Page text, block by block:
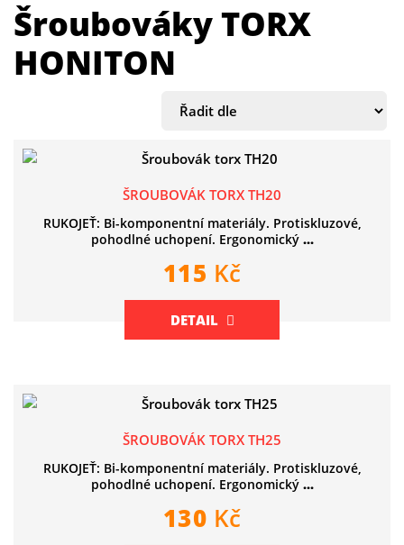
Šroubováky TORX
HONITON
ŠROUBOVÁK TORX TH20
RUKOJEŤ: Bi-komponentní materiály. Protiskluzové,
pohodlné uchopení. Ergonomický ...
115 Kč
DETAIL
ŠROUBOVÁK TORX TH25
RUKOJEŤ: Bi-komponentní materiály. Protiskluzové,
pohodlné uchopení. Ergonomický ...
130 Kč